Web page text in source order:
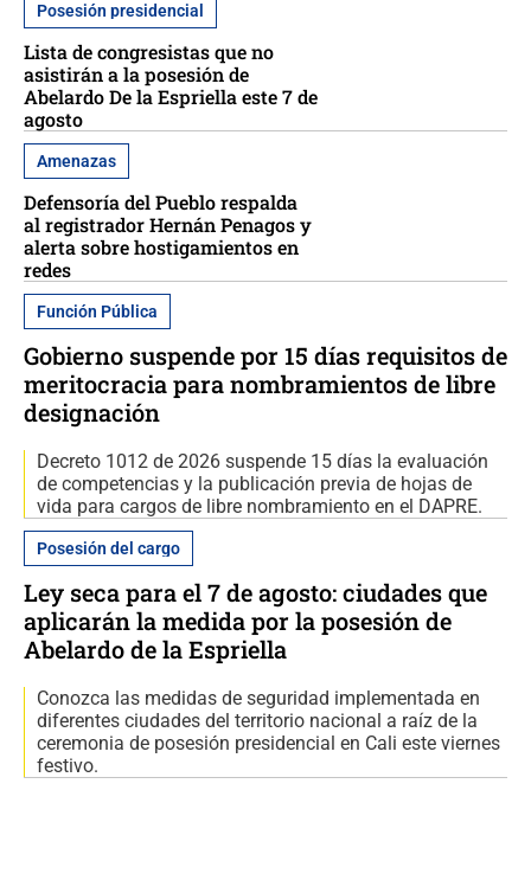
Posesión presidencial
Lista de congresistas que no
asistirán a la posesión de
Abelardo De la Espriella este 7 de
agosto
Amenazas
Defensoría del Pueblo respalda
al registrador Hernán Penagos y
alerta sobre hostigamientos en
redes
Función Pública
Gobierno suspende por 15 días requisitos de
meritocracia para nombramientos de libre
designación
Decreto 1012 de 2026 suspende 15 días la evaluación
de competencias y la publicación previa de hojas de
vida para cargos de libre nombramiento en el DAPRE.
Posesión del cargo
Ley seca para el 7 de agosto: ciudades que
aplicarán la medida por la posesión de
Abelardo de la Espriella
Conozca las medidas de seguridad implementada en
diferentes ciudades del territorio nacional a raíz de la
ceremonia de posesión presidencial en Cali este viernes
festivo.